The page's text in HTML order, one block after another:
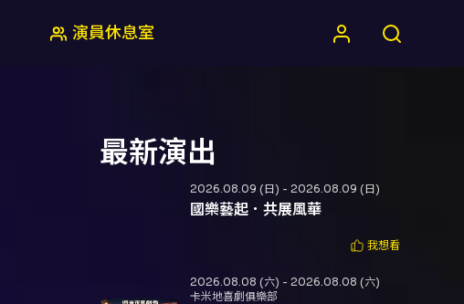
演員休息室
最新演出
2026.08.09 (日) - 2026.08.09 (日)
國樂藝起．共展風華
我想看
2026.08.08 (六) - 2026.08.08 (六)
卡米地喜劇俱樂部